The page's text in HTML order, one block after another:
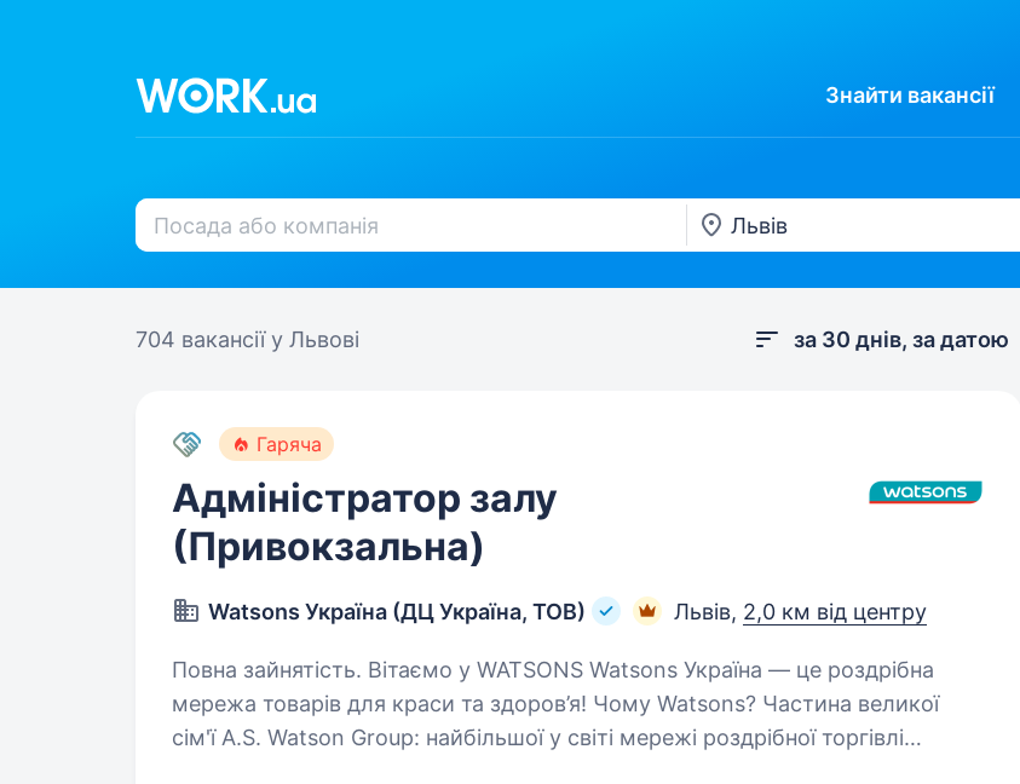
Знайти вакансії
704 вакансіїу Львові за 30 днів, за датою
Гаряча
Адміністратор залу
(Привокзальна)
Watsons Україна (ДЦ Україна, ТОВ) Львів, 2,0 км від центру
Повна зайнятість. Вітаємо у WATSONS Watsons Україна — це роздрібна
мережа товарів для краси та здоров’я! Чому Watsons? Частина великої
сім'ї A.S. Watson Group: найбільшої у світі мережі роздрібної торгівлі